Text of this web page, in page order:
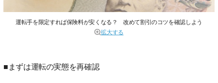
運転手を限定すれば保険料が安くなる？ 改めて割引のコツを確認しよう
拡大する
■まずは運転の実態を再確認